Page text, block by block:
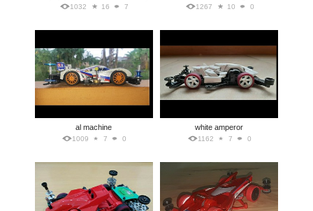
1032 16 7 1267 10 0
al machine
1009 7 0
white amperor
1162 7 0